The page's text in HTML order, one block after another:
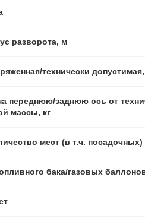
разворота, м
технически допустимая,
переднюю/заднюю ось от
массы, кг
мест (в т.ч. посадочных)
бака/газовых